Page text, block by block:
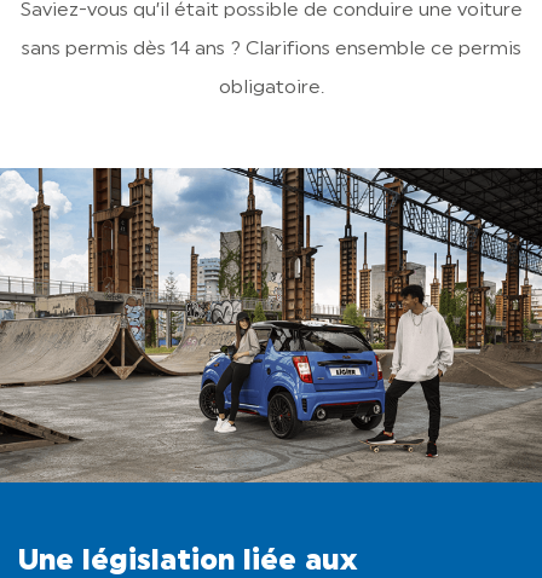
Saviez-vous qu’il était possible de conduire une voiture
sans permis dès 14 ans ? Clarifions ensemble ce permis
obligatoire.
Une législation liée aux